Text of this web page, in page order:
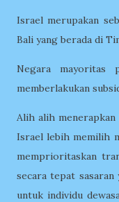
Israel merupakan
Bali yang berada di
Negara mayoritas
memberlakukan
Alih alih
Israel lebih memilih
memprioritaskan
secara tepat
untuk individu